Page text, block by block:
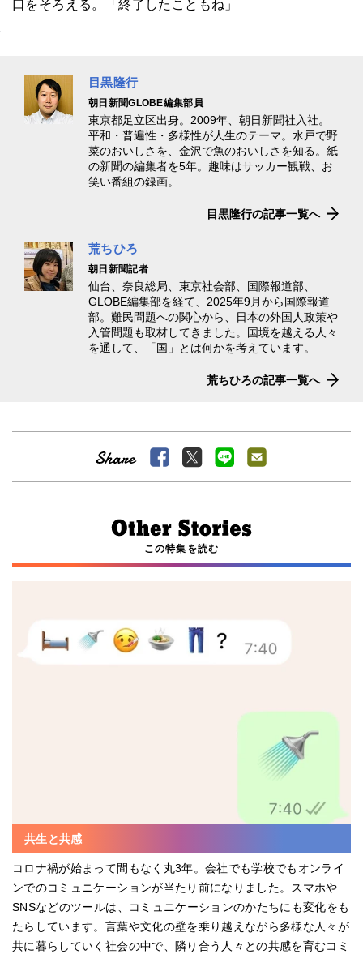
口をそろえる。「終了したこともね」
目黒隆行
朝日新聞GLOBE編集部員
東京都足立区出身。2009年、朝日新聞社入社。
平和・普遍性・多様性が人生のテーマ。水戸で野
菜のおいしさを、金沢で魚のおいしさを知る。紙
の新聞の編集者を5年。趣味はサッカー観戦、お
笑い番組の録画。
目黒隆行の記事一覧へ
荒ちひろ
朝日新聞記者
仙台、奈良総局、東京社会部、国際報道部、
GLOBE編集部を経て、2025年9月から国際報道
部。難民問題への関心から、日本の外国人政策や
入管問題も取材してきました。国境を越える人々
を通して、「国」とは何かを考えています。
荒ちひろの記事一覧へ
この特集を読む
共生と共感
コロナ禍が始まって間もなく丸3年。会社でも学校でもオンライ
ンでのコミュニケーションが当たり前になりました。スマホや
SNSなどのツールは、コミュニケーションのかたちにも変化をも
たらしています。言葉や文化の壁を乗り越えながら多様な人々が
共に暮らしていく社会の中で、隣り合う人々との共感を育むコミ